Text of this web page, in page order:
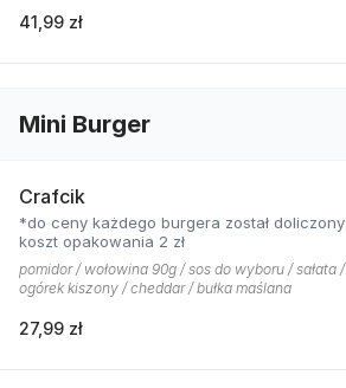
41,99 zł
Mini Burger
Crafcik
*do ceny każdego burgera został doliczony
koszt opakowania 2 zł
pomidor / wołowina 90g / sos do wyboru / sałata /
ogórek kiszony / cheddar / bułka maślana
27,99 zł